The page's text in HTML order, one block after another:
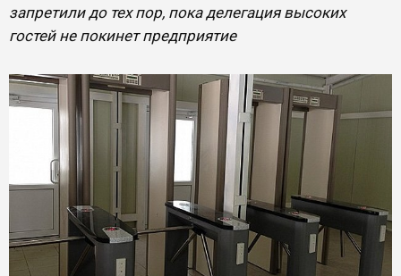
запретили до тех пор, пока делегация высоких
гостей не покинет предприятие